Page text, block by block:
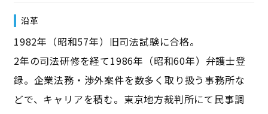
沿革
1982年（昭和57年）旧司法試験に合格。
2年の司法研修を経て1986年（昭和60年）弁護士登
録。企業法務・渉外案件を数多く取り扱う事務所な
どで、キャリアを積む。東京地方裁判所にて民事調